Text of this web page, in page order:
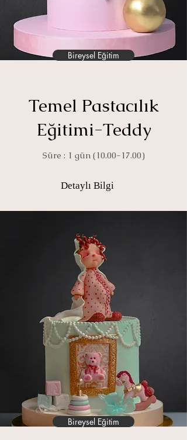
Bireysel Eğitim
Temel Pastacılık
Eğitimi-Teddy
Süre : 1 gün (10.00-17.00)
Detaylı Bilgi
Bireysel Eğitim